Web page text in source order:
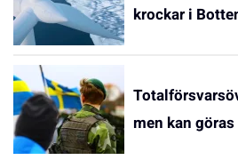
krockar i
men kan